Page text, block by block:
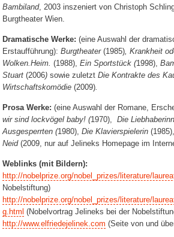
Bambiland, 2003 inszeniert von Christoph
Burgtheater Wien.
Dramatische Werke: (eine Auswahl der
Erstaufführung): Burgtheater(1985), Krankheit
Wolken.Heim. (1988), Ein Sportstück (1998),
Stuart (2006)sowie zuletzt Die Kontrakte des
Wirtschaftskomödie(2009).
Prosa Werke: (eine Auswahl der Romane,
wir sind lockvögel baby!(1970), Die
Ausgesperrten(1980), Die Klavierspielerin
Neid(2009, nur auf Jelineks Homepage im
Weblinks (mit Bildern):
http://nobelprize.org/nobel_prizes/literature/
Nobelstiftung)
http://nobelprize.org/nobel_prizes/literature/
g.html (Nobelvortrag Jelineks bei der
http://www.elfriedejelinek.com (Seite von und